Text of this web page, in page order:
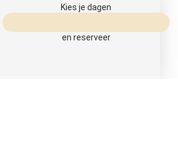
Kies je dagen
en reserveer